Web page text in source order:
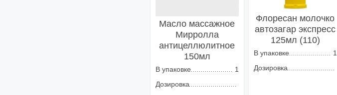
Масло массажное
Мирролла
антицеллюлитное
150мл
В упаковке
1
Дозировка
Флоресан молочко
автозагар экспресс
125мл (110)
В упаковке
1
Дозировка